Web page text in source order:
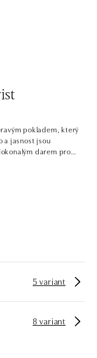
pokladem, který
a jasnost jsou
darem pro
Classic.
jejichž třpyt
Svůj vysněný
opravdu každý.
z diamantů a
tak originál a je také
nedarujete s
5 variant
8 variant